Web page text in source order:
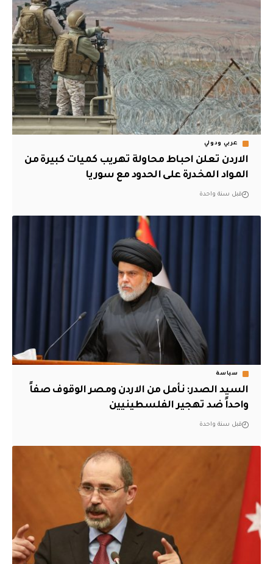
عربي ودولي
الاردن تعلن احباط محاولة تهريب كميات كبيرة من
المواد المخدرة على الحدود مع سوريا
قبل سنة واحدة
سياسة
السيد الصدر: نأمل من الاردن ومصر الوقوف صفاً
واحداً ضد تهجير الفلسطينيين
قبل سنة واحدة